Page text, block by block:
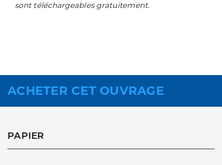
sont téléchargeables gratuitement.
ACHETER CET OUVRAGE
PAPIER